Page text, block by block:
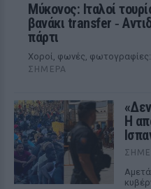
Μύκονος: Ιταλοί
βανάκι transfer ‑
πάρτι
Χοροί, φωνές,
ΣΉΜΕΡΑ
Η